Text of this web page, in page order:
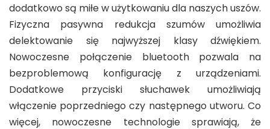
dodatkowo są miłe w użytkowaniu dla naszych uszów.
Fizyczna pasywna redukcja szumów umożliwia
delektowanie się najwyższej klasy dźwiękiem.
Nowoczesne połączenie bluetooth pozwala na
bezproblemową konfigurację z urządzeniami.
Dodatkowe przyciski słuchawek umożliwiają
włączenie poprzedniego czy następnego utworu. Co
więcej, nowoczesne technologie sprawiają, że